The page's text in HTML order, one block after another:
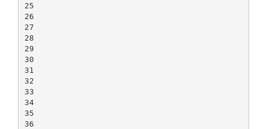
25
26
27
28
29
30
31
32
33
34
35
36